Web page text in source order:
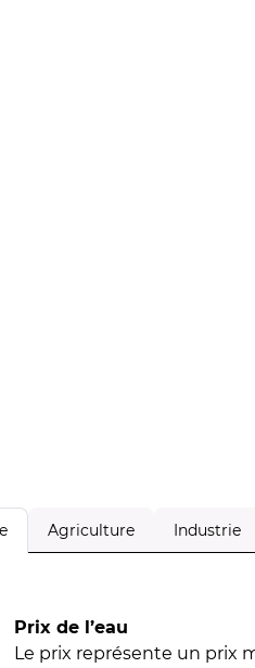
Agriculture Industrie
Prix de l’eau
Le prix représente un prix